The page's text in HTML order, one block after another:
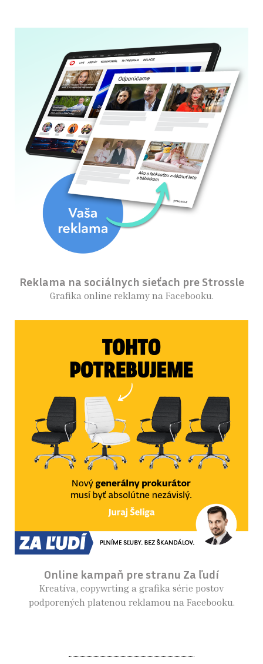
Reklama na sociálnych sieťach pre Strossle
Grafika online reklamy na Facebooku.
Online kampaň pre stranu Za ľudí
Kreatíva, copywrting a grafika série postov
podporených platenou reklamou na Facebooku.